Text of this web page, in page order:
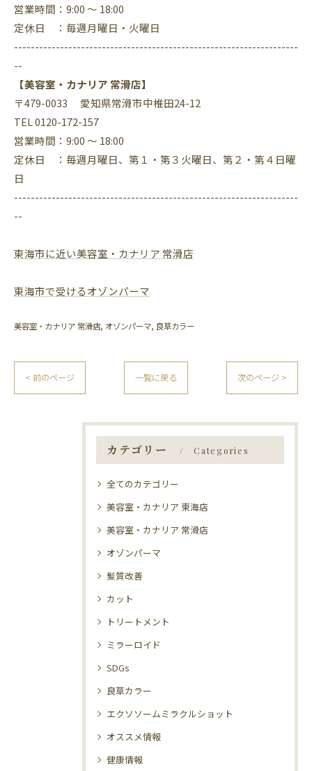
営業時間：9:00 ～ 18:00
定休日 ：毎週月曜日・火曜日
--------------------------------------------------------------------
--
【美容室・カナリア 常滑店】
〒479-0033 愛知県常滑市中椎田24-12
TEL 0120-172-157
営業時間：9:00 ～ 18:00
定休日 ：毎週月曜日、第１・第３火曜日、第２・第４日曜
日
--------------------------------------------------------------------
--
東海市に近い美容室・カナリア 常滑店
東海市で受けるオゾンパーマ
美容室・カナリア 常滑店 オゾンパーマ 良草カラー
< 前のページ 一覧に戻る 次のページ >
カテゴリー Categories
全てのカテゴリー
美容室・カナリア 東海店
美容室・カナリア 常滑店
オゾンパーマ
髪質改善
カット
トリートメント
ミラーロイド
SDGs
良草カラー
エクソソームミラクルショット
オススメ情報
健康情報